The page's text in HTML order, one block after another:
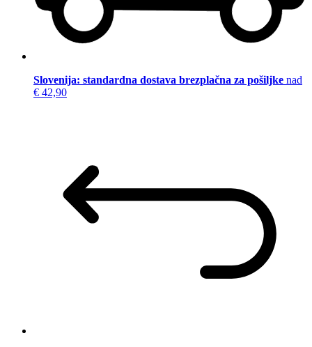
Slovenija: standardna dostava brezplačna za pošiljke nad
€ 42,90